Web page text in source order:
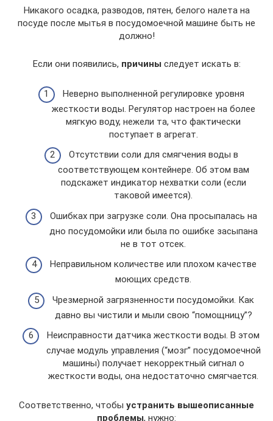
Никакого осадка, разводов, пятен, белого налета на
посуде после мытья в посудомоечной машине быть не
должно!
Если они появились, причины следует искать в:
Неверно выполненной регулировке уровня
жесткости воды. Регулятор настроен на более
мягкую воду, нежели та, что фактически
поступает в агрегат.
Отсутствии соли для смягчения воды в
соответствующем контейнере. Об этом вам
подскажет индикатор нехватки соли (если
таковой имеется).
Ошибках при загрузке соли. Она просыпалась на
дно посудомойки или была по ошибке засыпана
не в тот отсек.
Неправильном количестве или плохом качестве
моющих средств.
Чрезмерной загрязненности посудомойки. Как
давно вы чистили и мыли свою “помощницу”?
Неисправности датчика жесткости воды. В этом
случае модуль управления (“мозг” посудомоечной
машины) получает некорректный сигнал о
жесткости воды, она недостаточно смягчается.
Соответственно, чтобы устранить вышеописанные
проблемы, нужно: